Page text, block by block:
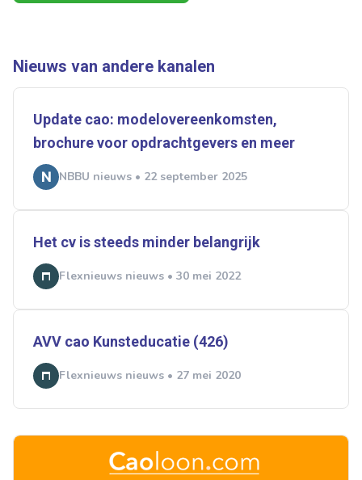
Nieuws van andere kanalen
Update cao: modelovereenkomsten,
brochure voor opdrachtgevers en meer
NBBU nieuws • 22 september 2025
Het cv is steeds minder belangrijk
Flexnieuws nieuws • 30 mei 2022
AVV cao Kunsteducatie (426)
Flexnieuws nieuws • 27 mei 2020